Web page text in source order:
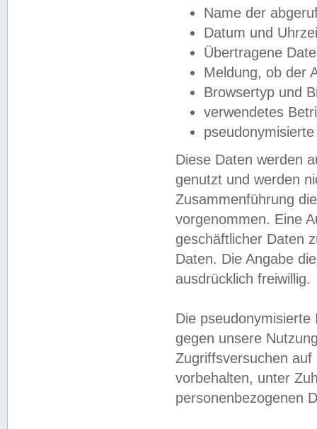
Name der
Datum und
Übertragene
Meldung, ob der
Browsertyp und
verwendetes
Diese Daten werden
genutzt und werden
Zusammenführung
vorgenommen. Eine
geschäftlicher Daten
Daten. Die Angabe
ausdrücklich freiwillig.
Die
gegen unsere
Zugriffsversuchen
vorbehalten, unter
personenbezogenen